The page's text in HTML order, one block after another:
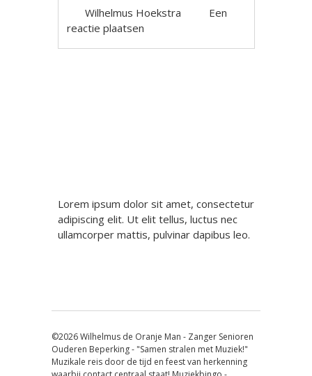
Wilhelmus Hoekstra
Een
reactie plaatsen
Lorem ipsum dolor sit amet, consectetur
adipiscing elit. Ut elit tellus, luctus nec
ullamcorper mattis, pulvinar dapibus leo.
©2026 Wilhelmus de Oranje Man - Zanger Senioren
Ouderen Beperking - "Samen stralen met Muziek!"
Muzikale reis door de tijd en feest van herkenning